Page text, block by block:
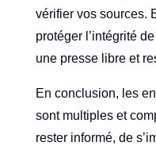
vérifier vos sources.
protéger l’intégrité
une presse libre et
En conclusion, les
sont multiples et
rester informé, de